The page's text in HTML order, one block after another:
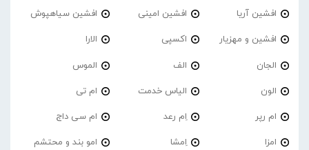
افشین آریا افشین امینی افشین سیاهپوش
افشین و مهزیار اکسپی الارا
الجان الف الموس
الون الیاس خدمت ام تی
ام رپر اِم رعد ام سی داج
امزا اِمشا امو بند و محتشم